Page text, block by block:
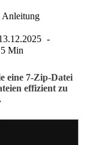
Anleitung
5 Min
eine 7-Zip-Datei
effizient zu